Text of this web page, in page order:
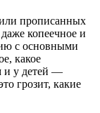
прописанных
копеечное и
с основными
какое
и у детей —
грозит, какие